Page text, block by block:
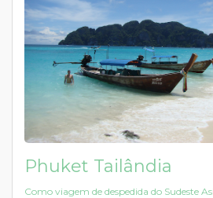
Phuket Tailândia
Como viagem de despedida do Sudeste